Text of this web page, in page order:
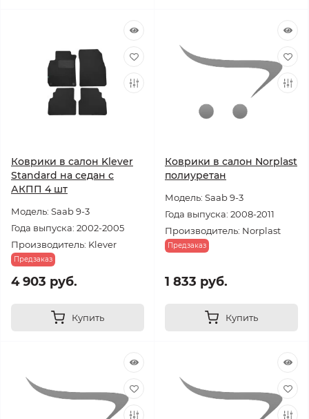
Коврики в салон Klever
Standard на седан с
АКПП 4 шт
Модель: Saab 9-3
Года выпуска: 2002-2005
Производитель: Klever
Предзаказ
4 903 руб.
Купить
Коврики в салон Norplast
полиуретан
Модель: Saab 9-3
Года выпуска: 2008-2011
Производитель: Norplast
Предзаказ
1 833 руб.
Купить